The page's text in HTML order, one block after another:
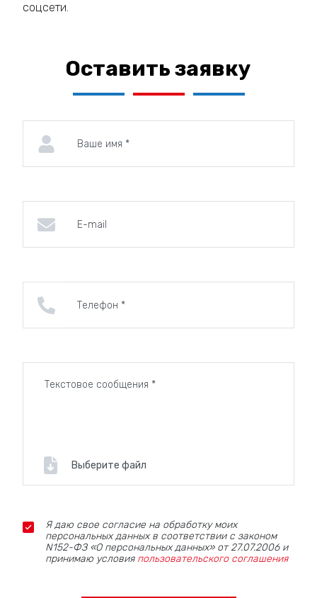
соцсети.
Оставить заявку
Выберите файл
Я даю свое согласие на обработку моих
персональных данных в соответствии с законом
N152-ФЗ «О персональных данных» от 27.07.2006 и
принимаю условия пользовательского соглашения